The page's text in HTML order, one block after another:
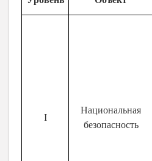
I
Национальная
безопасность